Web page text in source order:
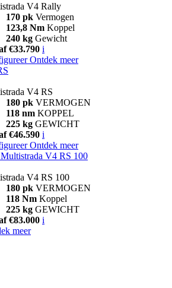
V4 Rally
170 pk Vermogen
123,8 Nm Koppel
240 kg Gewicht
€33.790 i
Ontdek meer
V4 RS
180 pk VERMOGEN
118 nm KOPPEL
225 kg GEWICHT
€46.590 i
Ontdek meer
Multistrada V4 RS 100
V4 RS 100
180 pk VERMOGEN
118 Nm Koppel
225 kg GEWICHT
€83.000 i
meer